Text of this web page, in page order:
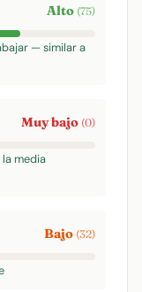
Alto (75)
— similar a
Muy bajo (0)
media
Bajo (32)